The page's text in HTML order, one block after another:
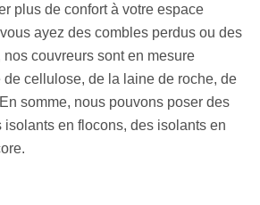
des entreprises, des
des écoles et plus encore.
établissement, c’est notre savoir-
notre professionnalisme. L’artisan
MM Rénovation toiture 33 est un
à l’écoute des clients et qui fournit
Nos conseils sont gratuits si